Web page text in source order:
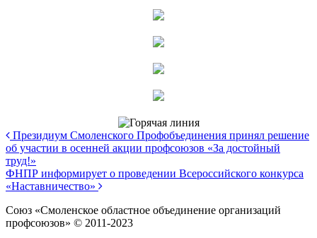
Президиум Смоленского Профобъединения принял решение
об участии в осенней акции профсоюзов «За достойный
труд!»
ФНПР информирует о проведении Всероссийского конкурса
«Наставничество»
Союз «Смоленское областное объединение организаций
профсоюзов» © 2011-2023